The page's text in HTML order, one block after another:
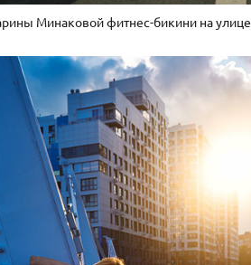
Минаковой фитнес-бикини на улице